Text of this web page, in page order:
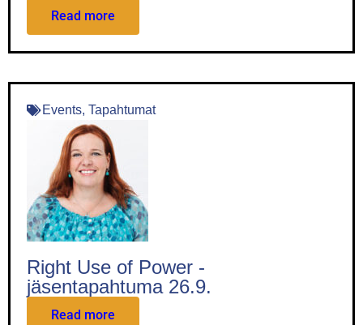
Read more
Events, Tapahtumat
Right Use of Power -
jäsentapahtuma 26.9.
Read more